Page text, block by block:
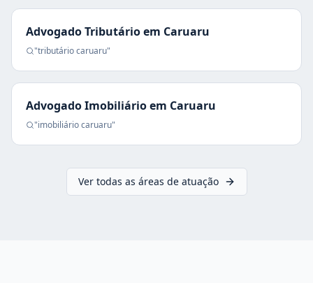
Advogado Tributárioem Caruaru
"tributáriocaruaru"
Advogado Imobiliárioem Caruaru
"imobiliáriocaruaru"
Ver todas as áreas de atuação